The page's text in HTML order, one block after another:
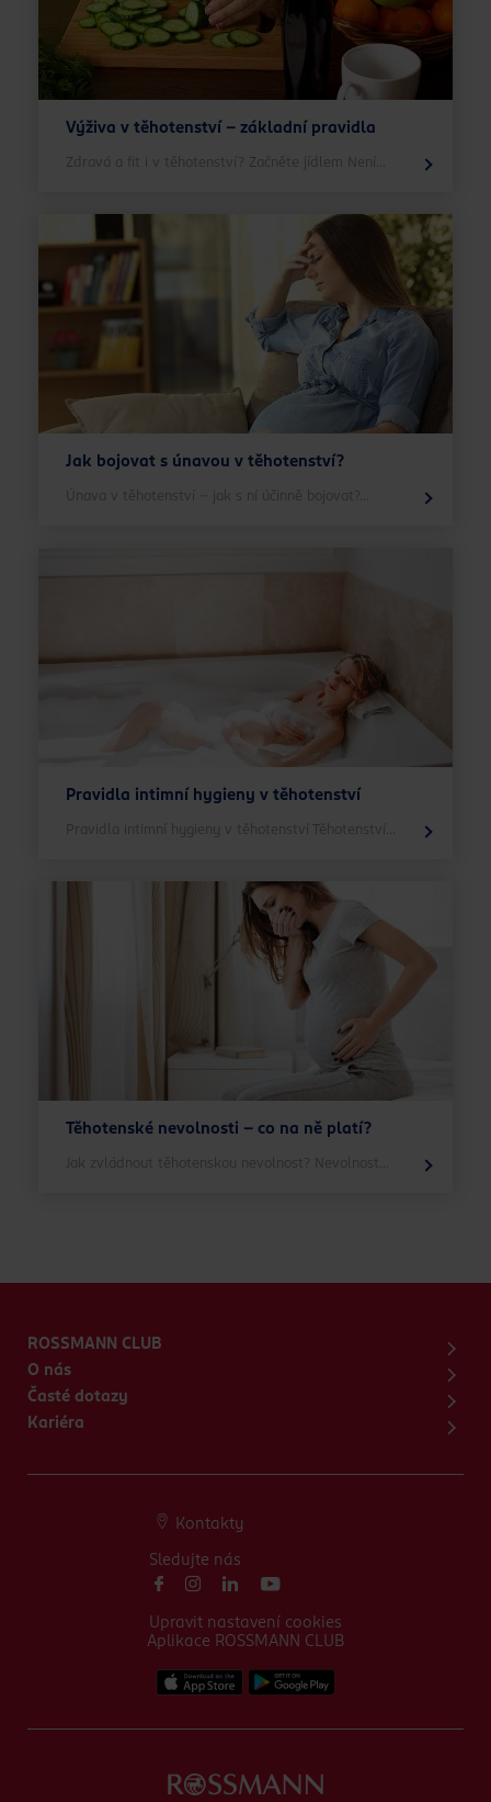
Výživa v těhotenství – základní pravidla
Zdravá a fit i v těhotenství? Začněte jídlem Není...
Jak bojovat s únavou v těhotenství?
Únava v těhotenství – jak s ní účinně bojovat?...
Pravidla intimní hygieny v těhotenství
Pravidla intimní hygieny v těhotenství Těhotenství...
Těhotenské nevolnosti – co na ně platí?
Jak zvládnout těhotenskou nevolnost? Nevolnost...
ROSSMANN CLUB
O nás
Časté dotazy
Kariéra
Aplikace ROSSMANN CLUB
Kontakty
Sledujte nás
Upravit nastavení cookies